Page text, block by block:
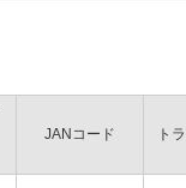
JANコード ト